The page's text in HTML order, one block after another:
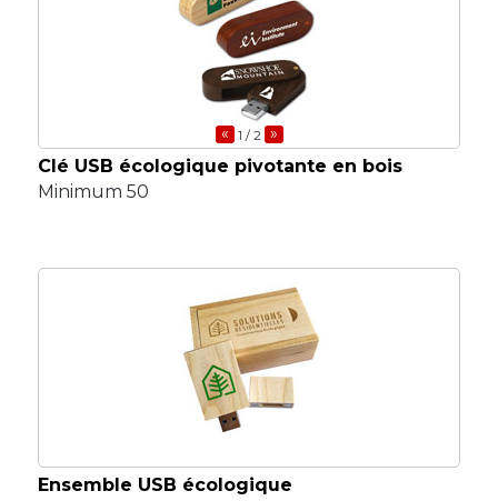
« 1 / 2 »
Clé USB écologique pivotante en bois
Minimum 50
Ensemble USB écologique